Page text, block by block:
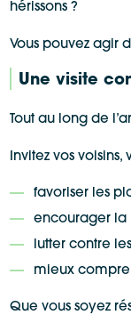
hérissons ?
Vous pouvez agir
Une visite
Tout au long de
Invitez vos
favoriser les
encourager la
lutter contre
mieux
Que vous soyez
Google Maps